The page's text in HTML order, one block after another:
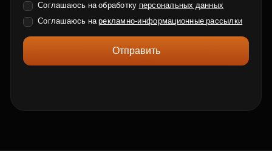
Соглашаюсь на обработку персональных данных
Соглашаюсь нарекламно-информационные рассылки
Отправить